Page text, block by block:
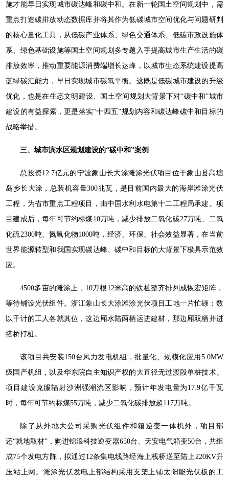
施才能早日实现城市碳达峰和碳中和。在新一轮国土空间规划中，需
重点打造碳排放动态数据库并将其作为低碳城市空间优化与问题研判
的核心量化工具，从低碳产业体系、绿色交通体系、低碳市政设施体
系、绿色基础设施等国土空间规划多专题入手提高城市生产生活的碳
排放效率，推动重要能源消费端增长达峰，以城市生态系统建设提高
蓝绿碳汇能力，早日实现城市碳氧平衡。这既是低碳城市建设的升级
优化，也是在生态文明建设、国土空间规划大背景下对“碳中和”城市
建设的有益探索，更是落实“十四五”规划内容和碳达峰碳中和目标的
战略举措。
三、城市滨水区规划建设的“碳中和”案例
总投资12.7亿元的宁波象山长大涂滩涂光伏项目位于象山县高塘
岛乡长大涂，总装机容量300兆瓦，是目前国内最大的海岸滩涂光伏
工程，为省市重点工程项目，由中国水利水电第十二工程局承建。项
目建成后，每年可节约标煤10万吨，减少排放二氧化碳27万吨、二氧
化硫2300吨、氮氧化物1000吨，经济、环保、社会效益显著，在当前
世界能源转型和我国实现碳达峰、碳中和目标的大背景下极具示范效
应。
4500多亩的滩涂上，10万根12米高的铁桩整齐排列成恢宏矩阵，
等待铺设光伏组件。浙江象山长大涂滩涂光伏项目工地一片忙碌：数
以千计的工人各就其位，这边厢水陆两栖运进建材，那边厢双栖并进
搭桥打桩。
该项目共安装150台风力发电机组，批量化、规模化应用5.0MW
级国产机组，以及华东院自主知识产权的大直径无过渡段单桩技术。
项目建设克服辐射沙洲强潮流区影响，预计年发电量为17.9亿千瓦
时，每年可节约标煤55万吨，减少二氧化碳排放超117万吨。
除了从外地大公司采购光伏组件和箱逆变一体机外，项目部
还“就地取材”，购进锦浪科技逆变器650台、天安电气箱变50台，共组
成75个发电方阵，拟通过12条集电线路经海上栈桥送至陆上220KV升
压站上网。滩涂光伏发电上部结构采用支架上铺太阳能光伏板的工